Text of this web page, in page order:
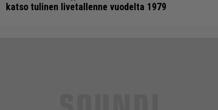
katso tulinen livetallenne vuodelta 1979